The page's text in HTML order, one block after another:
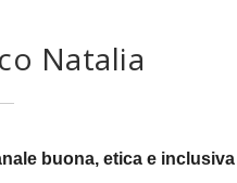
Natalia
buona, etica e inclusiva